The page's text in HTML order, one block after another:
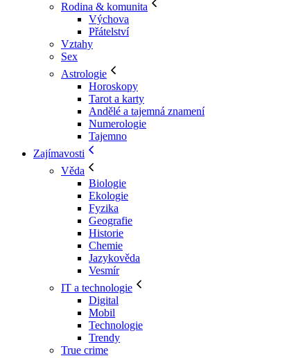
Rodina & komunita
Výchova
Přátelství
Vztahy
Sex
Astrologie
Horoskopy
Tarot a karty
Andělé a tajemná znamení
Numerologie
Tajemno
Zajímavosti
Věda
Biologie
Ekologie
Fyzika
Geografie
Historie
Chemie
Jazykověda
Vesmír
IT a technologie
Digital
Mobil
Technologie
Trendy
True crime